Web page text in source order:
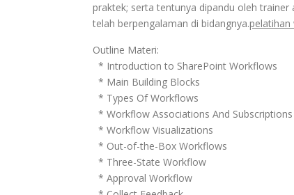
praktek; serta tentunya dipandu oleh trainer
telah berpengalaman di bidangnya.pelatihan
Outline Materi:
* Introduction to SharePoint Workflows
* Main Building Blocks
* Types Of Workflows
* Workflow Associations And Subscriptions
* Workflow Visualizations
* Out-of-the-Box Workflows
* Three-State Workflow
* Approval Workflow